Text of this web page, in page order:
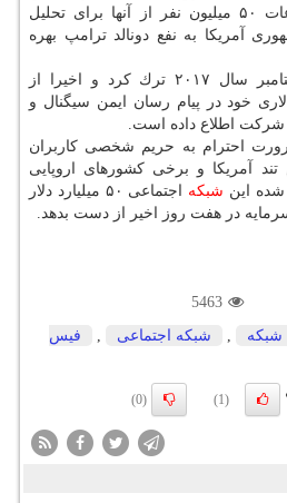
كاربران فیس بوك از اطلاعات ۵۰ میلیون نفر از آنها برای تحلیل
آمریكا به نفع دونالد ترامپ بهره
اكتون فیس بوك را در سپتامبر سال ۲۰۱۷ ترك كرد و اخیرا از
۵۰ میلیون دلاری خود در پیام رسان ایمن سیگنال و
اطلاع داده است.
احترام به حریم شخصی كاربران
تند آمریكا و برخی كشورهای اروپایی
این شبكه
اجتماعی ۵۰ میلیارد دلار
در هفت روز اخیر از دست بدهد.
5463
شبكه , شبكه اجتماعی ,
فیس
(1)
(0)